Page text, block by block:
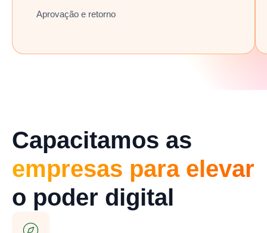
Aprovação e retorno
Capacitamos as
empresas para elevar
o poder digital